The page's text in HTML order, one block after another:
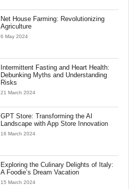
Net House Farming: Revolutionizing
Agriculture
6 May 2024
Intermittent Fasting and Heart Health:
Debunking Myths and Understanding
Risks
21 March 2024
GPT Store: Transforming the AI
Landscape with App Store Innovation
16 March 2024
Exploring the Culinary Delights of Italy:
A Foodie’s Dream Vacation
15 March 2024